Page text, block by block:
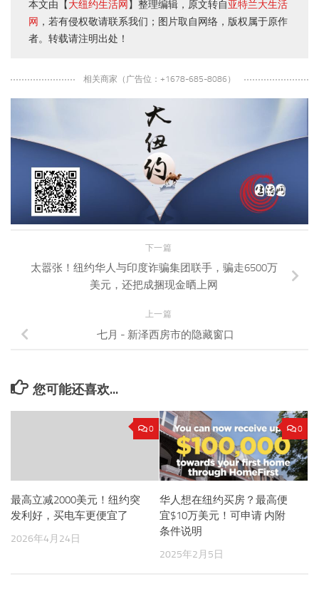
本文由【 大纽约生活网 】整理编辑，原文转自 亚特兰大生活
网 ，若有侵权敬请联系我们；图片取自网络，版权属于原作
者。转载请注明出处！
相关商家（广告位：+1678-685-8086）
下一篇
太嚣张！纽约华人与印度诈骗集团联手，骗走6500万
美元，还把成捆现金晒上网
上一篇
七月 - 新泽西房市的隐藏窗口
您可能还喜欢...
0
最高立减2000美元！纽约突
发利好，买电车更便宜了
2026年4月24日
0
华人想在纽约买房？最高便
宜$10万美元！可申请 内附
条件说明
2025年2月5日